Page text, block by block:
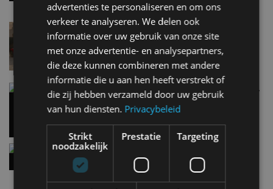
Lamborghini Revuelto eert 60 jaar Miura met
speciale editie
6 aug
Carbon fibre op je laadkabel: nergens voor nodig,
en precies daarom geweldig
5 aug
Hennessey Blackbird krijgt atmosferische V8 en
handbak: soms is eenvoud leuker
advertenties te personaliseren en om ons
verkeer te analyseren. We delen ook
informatie over uw gebruik van onze site
met onze advertentie- en analysepartners,
die deze kunnen combineren met andere
informatie die u aan hen heeft verstrekt of
die zij hebben verzameld door uw gebruik
van hun diensten. Privacybeleid
Strikt
noodzakelijk
Prestatie Targeting